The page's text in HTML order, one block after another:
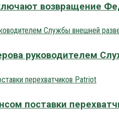
возвращение
руководителем
поставки